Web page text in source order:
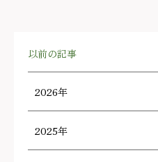
以前の記事
2026年
2025年